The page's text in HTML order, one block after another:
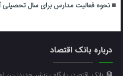
نحوه فعالیت مدارس برای سال
درباره بانک اقتصاد